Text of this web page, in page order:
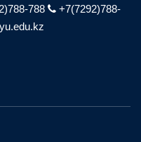
788
+7(7292)788-